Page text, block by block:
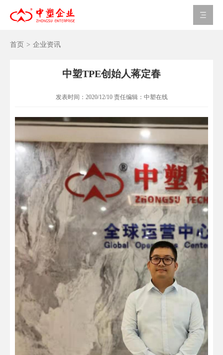
首页 > 企业资讯
中塑TPE创始人蒋定春
发表时间： 2020/12/10责任编辑： 中塑在线